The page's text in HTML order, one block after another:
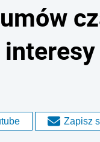
Zapisz